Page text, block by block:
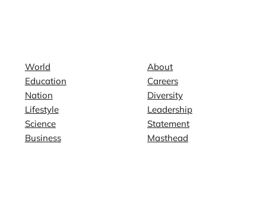
World
Education
Nation
Lifestyle
Science
Business
About
Careers
Diversity
Leadership
Statement
Masthead